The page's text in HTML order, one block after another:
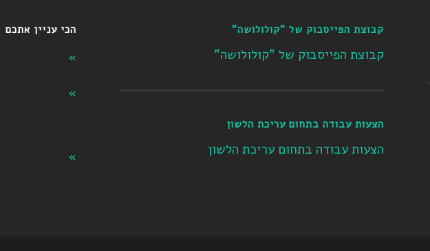
קבוצת הפייסבוק של "קולולושה"
קבוצת הפייסבוק של "קולולושה"
הצעות עבודה בתחום עריכת הלשון
הצעות עבודה בתחום עריכת הלשון
הכי עניין אתכם